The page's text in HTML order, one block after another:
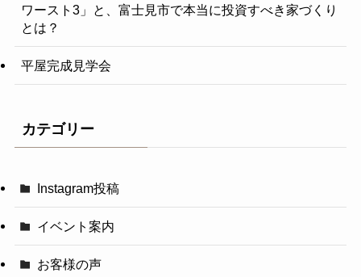
ワースト3」と、富士見市で本当に投資すべき家づくり
とは？
平屋完成見学会
カテゴリー
Instagram投稿
イベント案内
お客様の声